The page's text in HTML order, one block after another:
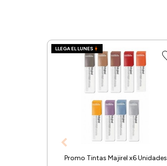
LLEGA EL LUNES
Promo Tintas Majirel x6 Unidades